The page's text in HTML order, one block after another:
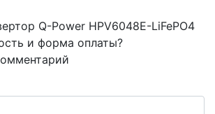
Q-Power HPV6048E-LiFePO4
и форма оплаты?